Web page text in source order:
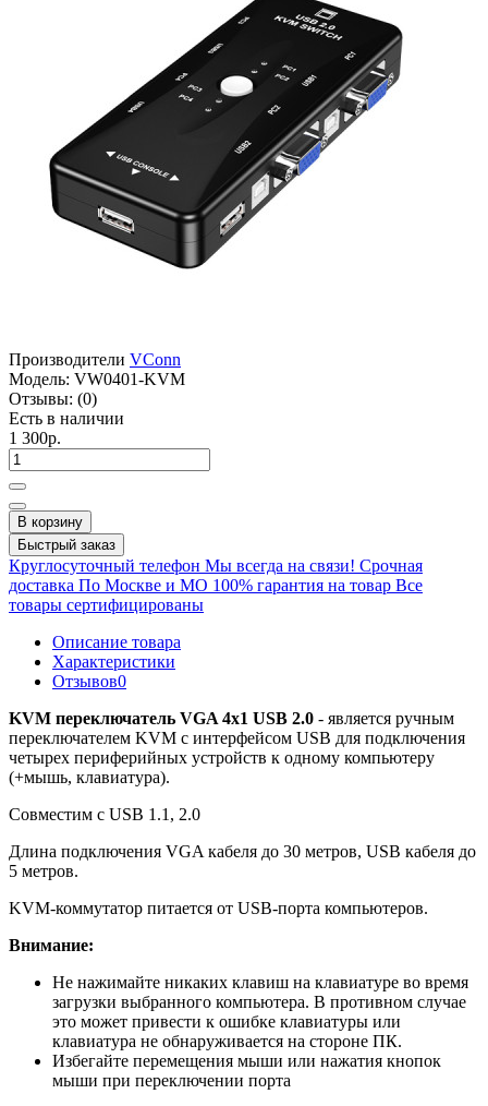
Производители VConn
Модель: VW0401-KVM
Отзывы: (0)
Есть в наличии
1 300р.
В корзину
Быстрый заказ
Круглосуточный телефон Мы всегда на связи! Срочная
доставка По Москве и МО 100% гарантия на товар Все
товары сертифицированы
Описание товара
Характеристики
Отзывов0
KVM переключатель VGA 4х1 USB 2.0 - является ручным
переключателем KVM с интерфейсом USB для подключения
четырех периферийных устройств к одному компьютеру
(+мышь, клавиатура).
Совместим с USB 1.1, 2.0
Длина подключения VGA кабеля до 30 метров, USB кабеля до
5 метров.
KVM-коммутатор питается от USB-порта компьютеров.
Внимание:
Не нажимайте никаких клавиш на клавиатуре во время
загрузки выбранного компьютера. В противном случае
это может привести к ошибке клавиатуры или
клавиатура не обнаруживается на стороне ПК.
Избегайте перемещения мыши или нажатия кнопок
мыши при переключении порта